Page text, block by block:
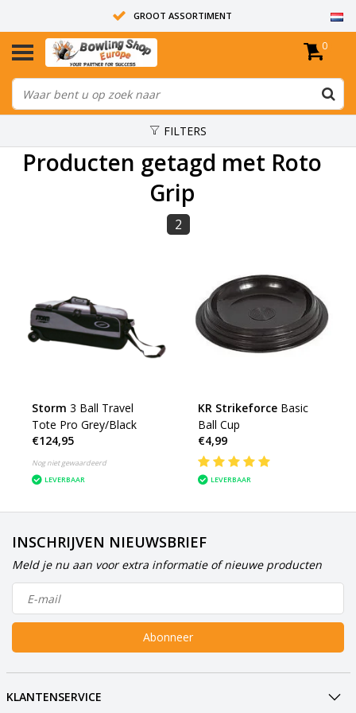
GROOT ASSORTIMENT
14 DAGEN RETOUR RECHT
ALLE BOWLINGBALLEN ZIJN ONGEBOORD
0
FILTERS
Producten getagd met Roto
Grip
2
Storm 3 Ball Travel
Tote Pro Grey/Black
€124,95
Nog niet gewaardeerd
LEVERBAAR
KR Strikeforce Basic
Ball Cup
€4,99
LEVERBAAR
INSCHRIJVEN NIEUWSBRIEF
Meld je nu aan voor extra informatie of nieuwe producten
Abonneer
KLANTENSERVICE